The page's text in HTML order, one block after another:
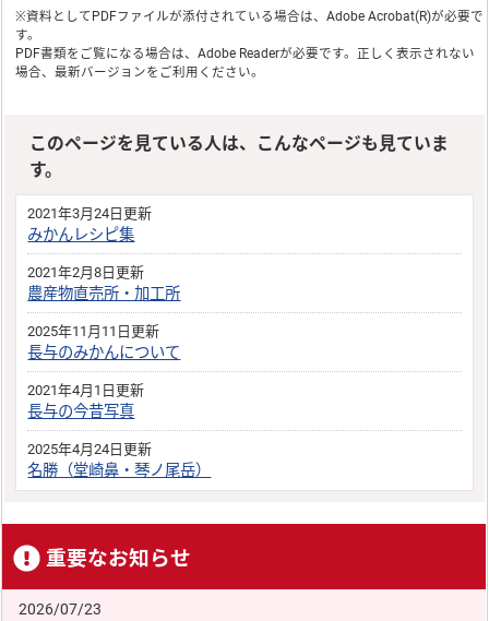
※資料としてPDFファイルが添付されている場合は、Adobe Acrobat(R)が必要で
す。
PDF書類をご覧になる場合は、Adobe Readerが必要です。正しく表示されない
場合、最新バージョンをご利用ください。
このページを見ている人は、こんなページも見ていま
す。
2021年3月24日更新
みかんレシピ集
2021年2月8日更新
農産物直売所・加工所
2025年11月11日更新
長与のみかんについて
2021年4月1日更新
長与の今昔写真
2025年4月24日更新
名勝（堂崎鼻・琴ノ尾岳）
重要なお知らせ
2026/07/23